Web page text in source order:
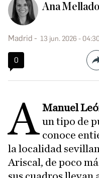
Ana Mellado
Madrid 13 jun. 2026 -
0
A Manuel
un tipo de
conoce
la localidad
Ariscal, de poco